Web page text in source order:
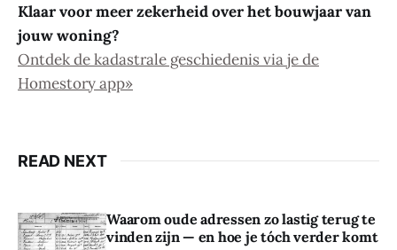
Klaar voor meer zekerheid over het bouwjaar van
jouw woning?
Ontdek de kadastrale geschiedenis via je de
Homestory app»
READ NEXT
Waarom oude adressen zo lastig terug te
vinden zijn — en hoe je tóch verder komt